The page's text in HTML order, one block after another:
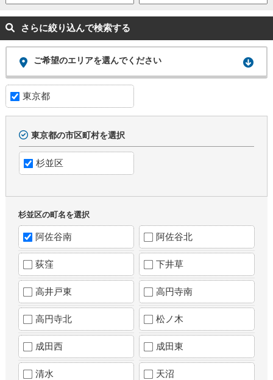
さらに絞り込んで検索する
ご希望のエリアを選んでください
東京都
東京都の市区町村を選択
杉並区
杉並区の町名を選択
阿佐谷南 阿佐谷北
荻窪 下井草
高井戸東 高円寺南
高円寺北 松ノ木
成田西 成田東
清水 天沼